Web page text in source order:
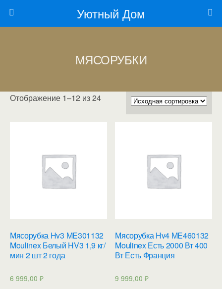
Уютный Дом
МЯСОРУБКИ
Отображение 1–12 из 24
Мясорубка Hv3 ME301132
Moulinex Белый HV3 1,9 кг/
мин 2 шт 2 года
6 999,00 ₽
Мясорубка Hv4 ME460132
Moulinex Есть 2000 Вт 400
Вт Есть Франция
9 999,00₽